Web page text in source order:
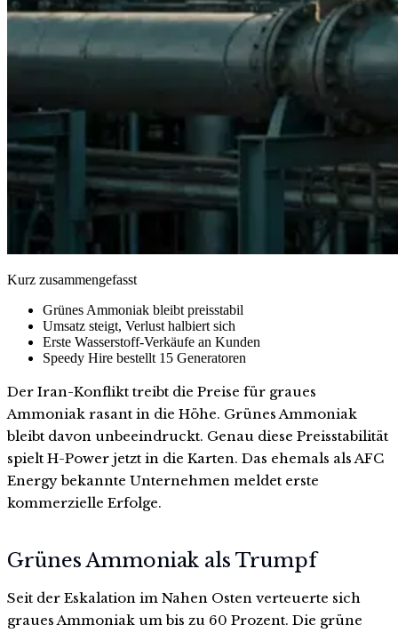
Kurz zusammengefasst
Grünes Ammoniak bleibt preisstabil
Umsatz steigt, Verlust halbiert sich
Erste Wasserstoff-Verkäufe an Kunden
Speedy Hire bestellt 15 Generatoren
Der Iran-Konflikt treibt die Preise für graues
Ammoniak rasant in die Höhe. Grünes Ammoniak
bleibt davon unbeeindruckt. Genau diese Preisstabilität
spielt H-Power jetzt in die Karten. Das ehemals als AFC
Energy bekannte Unternehmen meldet erste
kommerzielle Erfolge.
Grünes Ammoniak als Trumpf
Seit der Eskalation im Nahen Osten verteuerte sich
graues Ammoniak um bis zu 60 Prozent. Die grüne